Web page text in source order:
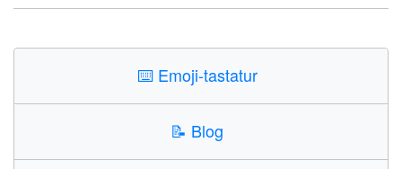
⌨️ Emoji-tastatur
📝 Blog